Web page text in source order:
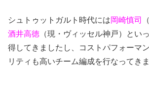
シュトゥットガルト時代には岡崎慎司
酒井高徳 （現・ヴィッセル神戸）とい
得してきましたし、コストパフォーマ
リティも高いチーム編成を行なってきま